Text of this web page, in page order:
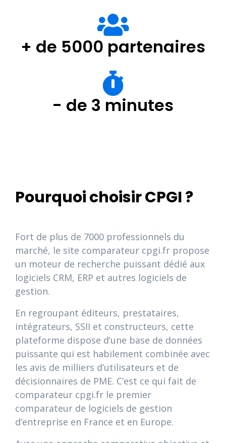
+ de 5000 partenaires
- de 3 minutes
Pourquoi choisir CPGI ?
Fort de plus de 7000 professionnels du
marché, le site comparateur cpgi.fr propose
un moteur de recherche puissant dédié aux
logiciels CRM, ERP et autres logiciels de
gestion.
En regroupant éditeurs, prestataires,
intégrateurs, SSII et constructeurs, cette
plateforme dispose d’une base de données
puissante qui est habilement combinée avec
les avis de milliers d’utilisateurs et de
décisionnaires de PME. C’est ce qui fait de
comparateur cpgi.fr le premier
comparateur de logiciels de gestion
d’entreprise en France et en Europe.